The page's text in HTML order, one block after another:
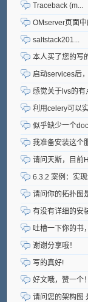
Traceback (m...
OMserver页面中
saltstack201...
本人买了您的写
启动services后，
感觉关于lvs的有
利用celery可以实
似乎缺少一个
我准备安装这个
请问天斯，目前
6.3.2 案例：实现
请问你的拓扑图
有没有详细的安
吐槽一下你的书
谢谢分享哦！
写的真好!
好文哦，赞一个！
请问您的架构图